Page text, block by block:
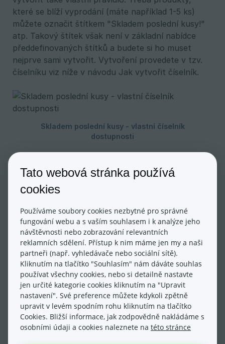
které se blíží vyprodání (máte například 1-5 ks)
můžete označit štítkem "Skladem poslední kusy!"
atp. Takový štítek však není v základní nabídce
předdefinovaných štítků a budete si ho muset
nejprve sami vytvořit. Vytvoření provedete v tzv.
číselníku viz níže v návodu Jak vytvořit číselník.
Poznámka:
Pokud aktivujete funkci Automatické
nevytvoříte žádná globální pravidla, systém
se bude chovat jako v prvním popsaném
případě Reálná skladovost pro všechny
produkty.
3. Úpravy dostupnosti pro jednotlivé
Tato webová stránka používá
cookies
Používáme soubory cookies nezbytné pro správné
fungování webu a s vaším souhlasem i k analýze jeho
návštěvnosti nebo zobrazování relevantních
reklamních sdělení. Přístup k nim máme jen my a naši
partneři (např. vyhledávače nebo sociální sítě).
Kliknutím na tlačítko "Souhlasím" nám dáváte souhlas
používat všechny cookies, nebo si detailně nastavte
jen určité kategorie cookies kliknutím na "Upravit
nastavení". Své preference můžete kdykoli zpětně
upravit v levém spodním rohu kliknutím na tlačítko
Cookies. Bližší informace, jak zodpovědně nakládáme s
osobními údaji a cookies naleznete na této stránce